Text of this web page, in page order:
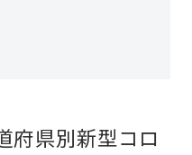
府県別新型コロ